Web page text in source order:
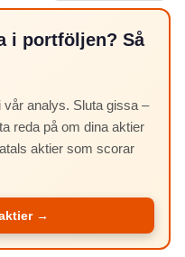
i portföljen? Så
i vår analys. Sluta gissa –
reda på om dina aktier
aktier som scorar
→